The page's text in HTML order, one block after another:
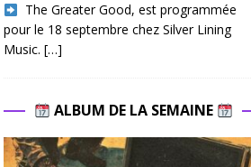
​ The Greater Good, est programmée
pour le 18 septembre chez Silver Lining
Music. […]
ALBUM DE LA SEMAINE